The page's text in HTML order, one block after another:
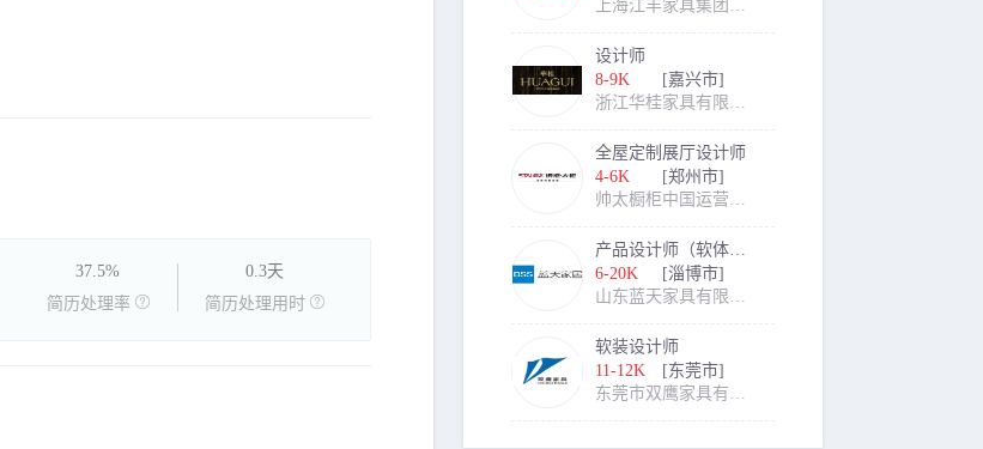
37.5%
简历处理率
0.3天
简历处理用时
上海江丰家具集团有限公司
设计师
[嘉兴市]
8-9K
浙江华桂家具有限公司
全屋定制展厅设计师
[郑州市]
4-6K
帅太橱柜中国运营中心
产品设计师（软体家具）
[淄博市]
6-20K
山东蓝天家具有限公司
软装设计师
[东莞市]
11-12K
东莞市双鹰家具有限公司